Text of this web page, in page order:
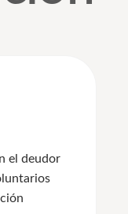
el deudor